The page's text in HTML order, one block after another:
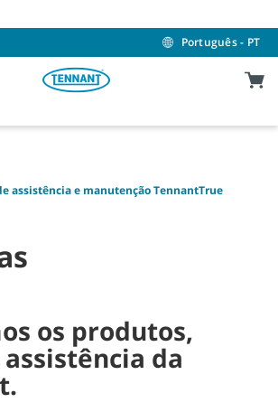
Português - PT
assistência e manutenção TennantTrue
os produtos,
assistência da